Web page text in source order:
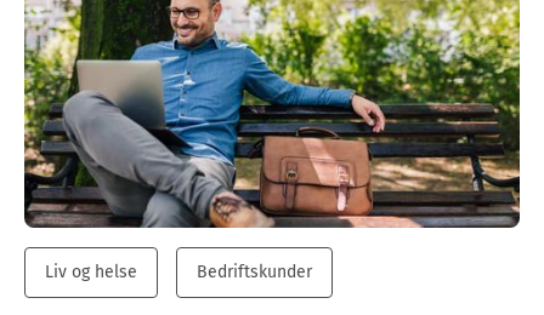
Liv og helse Bedriftskunder